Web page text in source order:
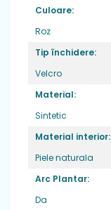
Culoare:
Roz
Tip închidere:
Velcro
Material:
Sintetic
Material interior:
Piele naturala
Arc Plantar:
Da